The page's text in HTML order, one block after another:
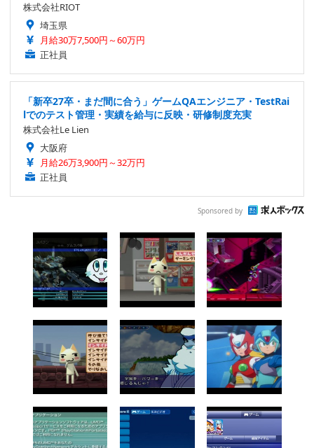
株式会社RIOT
埼玉県
月給30万7,500円～60万円
正社員
「新卒27卒・まだ間に合う」ゲームQAエンジニア・TestRai
lでのテスト管理・実績を給与に反映・研修制度充実
株式会社Le Lien
大阪府
月給26万3,900円～32万円
正社員
Sponsored by